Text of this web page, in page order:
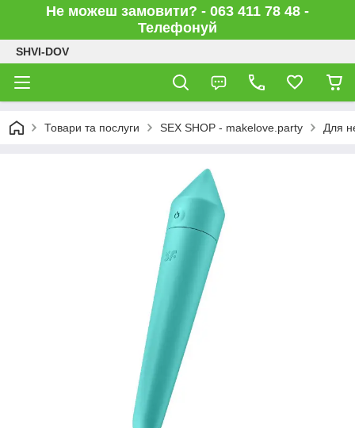
Не можеш замовити? - 063 411 78 48 -
Телефонуй
SHVI-DOV
Товари та послуги SEX SHOP - makelove.party Для